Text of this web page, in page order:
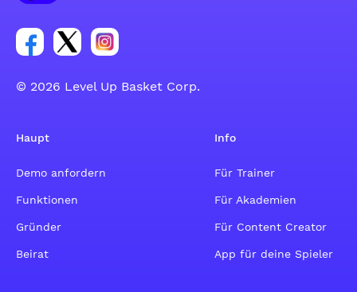
Link zur Facebook-Gruppe
Link zum Tweeter-Account
Link zum Instagram-Account
© 2026 Level Up Basket Corp.
Haupt
Demo anfordern
Funktionen
Gründer
Beirat
Info
Für Trainer
Für Akademien
Für Content Creator
App für deine Spieler